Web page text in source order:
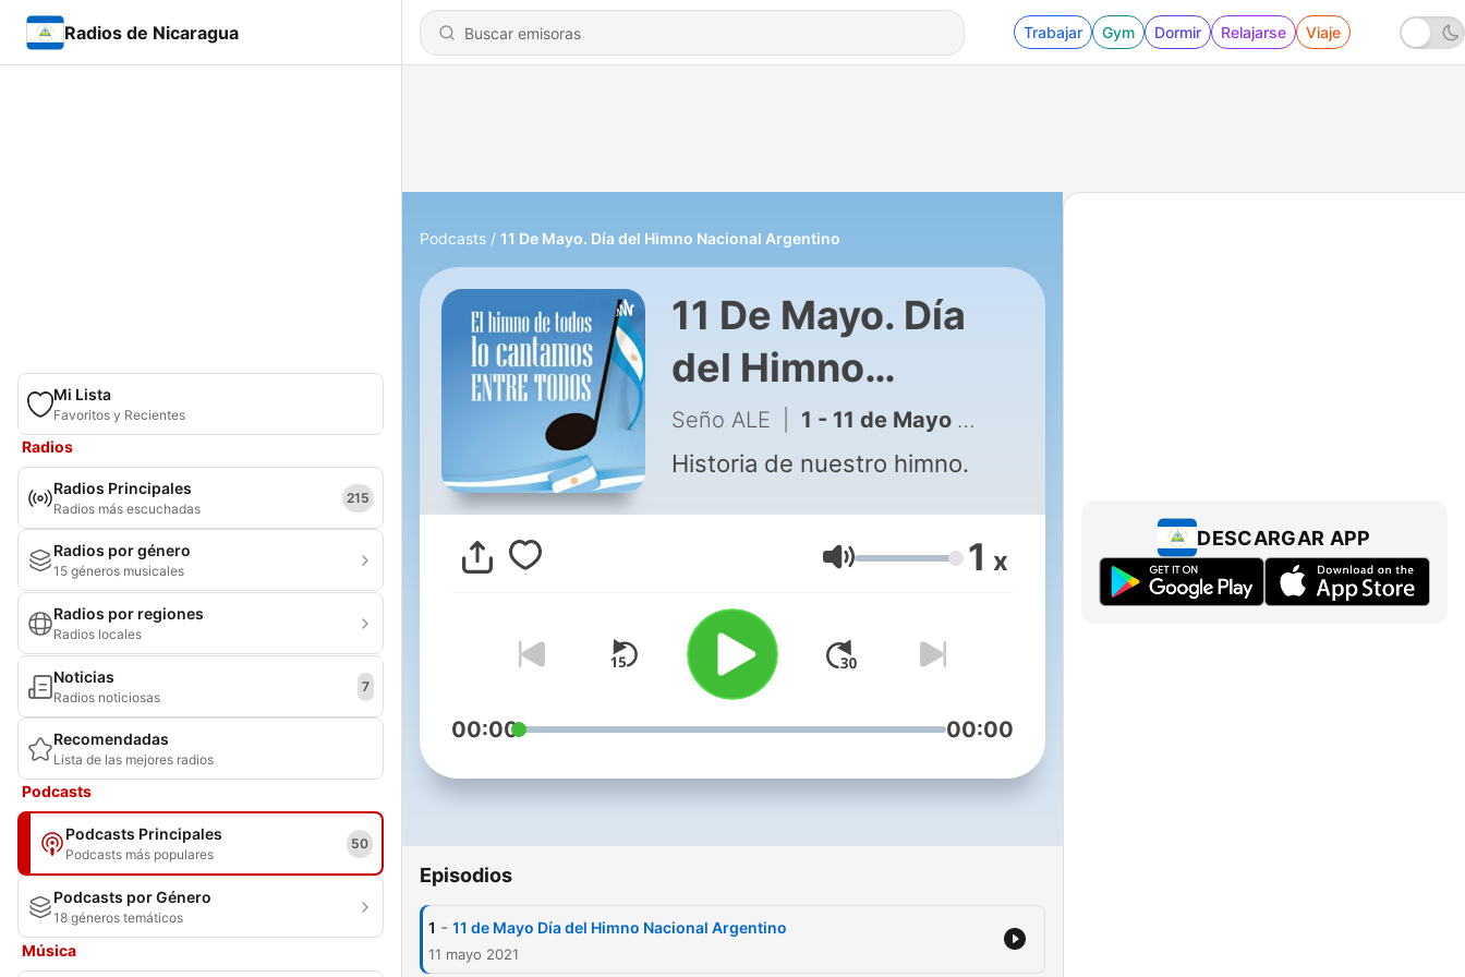
Radios de Nicaragua Trabajar Gym Dormir Relajarse Viaje
Mi Lista
Favoritos y Recientes
Radios
Radios Principales
Radios más escuchadas
215
Radios por género
15 géneros musicales
Radios por regiones
Radios locales
Noticias
Radios noticiosas
7
Recomendadas
Lista de las mejores radios
Podcasts
Podcasts Principales
Podcasts más populares
50
Podcasts por Género
18 géneros temáticos
Música
Podcasts 11 De Mayo. Día del Himno Nacional Argentino
11 De Mayo. Día
del Himno
Nacional
Argentino
Seño ALE 1 - 11 de Mayo Día del Himno Nacional Argentino
Historia de nuestro himno.
Volumen 1 x
00:00 00:00
Episodios
1 - 11 de Mayo Día del Himno Nacional Argentino
11 mayo 2021
DESCARGAR APP